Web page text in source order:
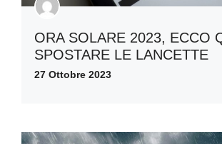
ORA SOLARE 2023, ECCO
SPOSTARE LE LANCETTE
27 Ottobre 2023